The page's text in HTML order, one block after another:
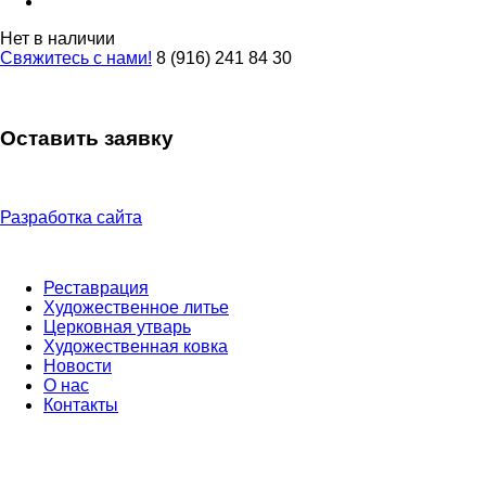
Нет в наличии
Свяжитесь с нами! 8 (916) 241 84 30
Оставить заявку
Разработка сайта
Реставрация
Художественное литье
Церковная утварь
Художественная ковка
Новости
О нас
Контакты